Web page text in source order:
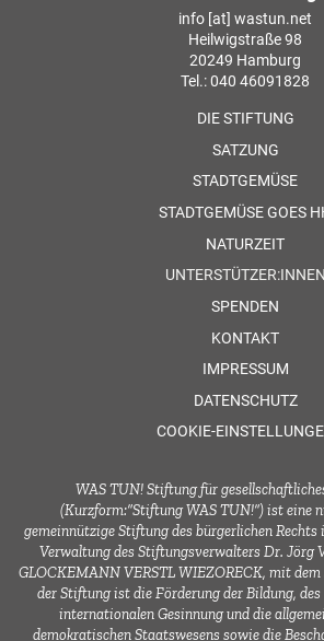
info [at] wastun.net
Heilwigstraße 98
20249 Hamburg
Tel.: 040 46091828
DIE STIFTUNG
SATZUNG
STADTGEMÜSE
STADTGEMÜSE GOES
NATURZEIT
UNTERSTÜTZER:INNEN
SPENDEN
KONTAKT
IMPRESSUM
DATENSCHUTZ
COOKIE-
WAS TUN! Stiftung für
(Kurzform:“Stiftung WAS TUN!“) ist eine
gemeinnützige Stiftung des bürgerlichen Rechts
Verwaltung des Stiftungsverwalters Dr. Jörg
GLOCKEMANN VERSTL WIEZORECK, mit
der Stiftung ist die Förderung der Bildung,
internationalen Gesinnung und die
demokratischen Staatswesens sowie die